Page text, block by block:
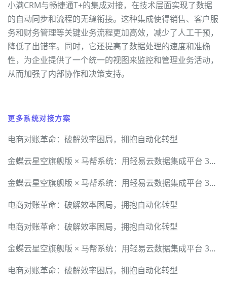
小满CRM与畅捷通T+的集成对接，在技术层面实现了数据
的自动同步和流程的无缝衔接。这种集成使得销售、客户服
务和财务管理等关键业务流程更加高效，减少了人工干预，
降低了出错率。同时，它还提高了数据处理的速度和准确
性，为企业提供了一个统一的视图来监控和管理业务活动，
从而加强了内部协作和决策支持。
更多系统对接方案
电商对账革命：破解效率困局，拥抱自动化转型
金蝶云星空旗舰版 × 马帮系统：用轻易云数据集成平台 30 分钟跑通异构接口
金蝶云星空旗舰版 × 马帮系统：用轻易云数据集成平台 30 分钟跑通异构接口
电商对账革命：破解效率困局，拥抱自动化转型
电商对账革命：破解效率困局，拥抱自动化转型
金蝶云星空旗舰版 × 马帮系统：用轻易云数据集成平台 30 分钟跑通异构接口
电商对账革命：破解效率困局，拥抱自动化转型